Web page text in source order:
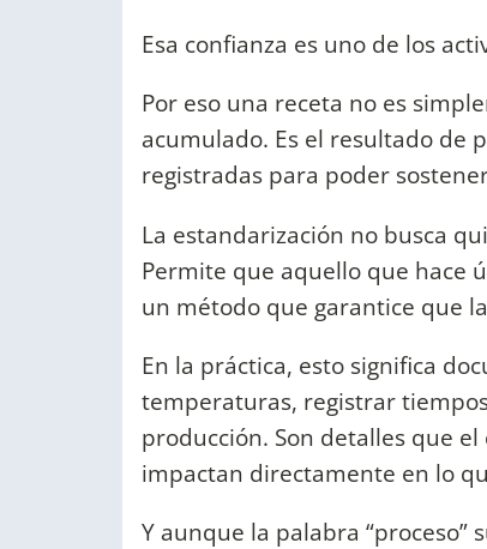
Esa confianza es uno de los
Por eso una receta no es
acumulado. Es el resultado de
registradas para poder
La estandarización no busca
Permite que aquello que hace
un método que garantice que
En la práctica, esto significa
temperaturas, registrar
producción. Son detalles que
impactan directamente en lo
Y aunque la palabra